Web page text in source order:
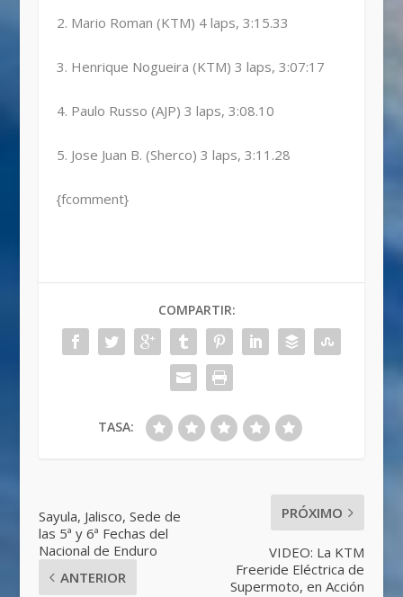
2. Mario Roman (KTM) 4 laps, 3:15.33
3. Henrique Nogueira (KTM) 3 laps, 3:07:17
4. Paulo Russo (AJP) 3 laps, 3:08.10
5. Jose Juan B. (Sherco) 3 laps, 3:11.28
{fcomment}
COMPARTIR:
TASA:
Sayula, Jalisco, Sede de
las 5ª y 6ª Fechas del
Nacional de Enduro
ANTERIOR
PRÓXIMO
VIDEO: La KTM
Freeride Eléctrica de
Supermoto, en Acción